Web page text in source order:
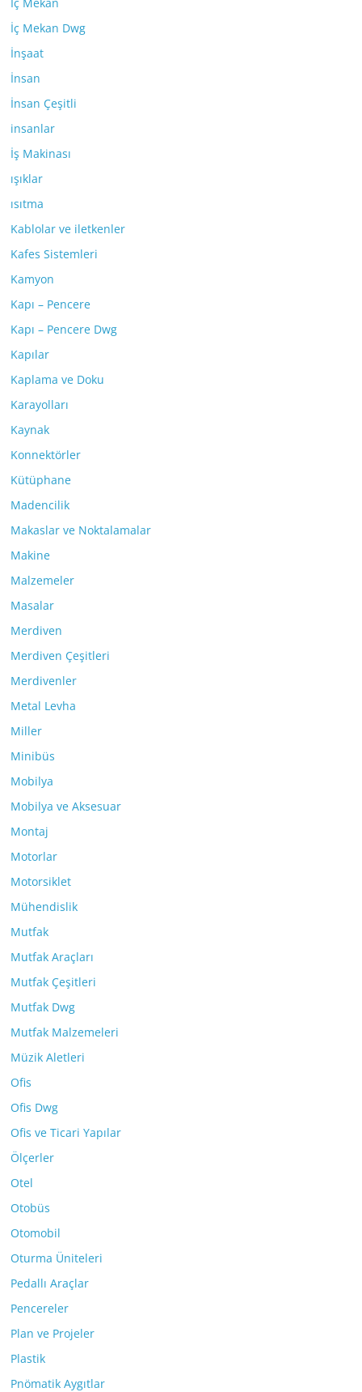
İç Mekan Dwg
İnşaat
İnsan
İnsan Çeşitli
insanlar
İş Makinası
ışıklar
ısıtma
Kablolar ve iletkenler
Kafes Sistemleri
Kamyon
Kapı – Pencere
Kapı – Pencere Dwg
Kapılar
Kaplama ve Doku
Karayolları
Kaynak
Konnektörler
Kütüphane
Madencilik
Makaslar ve Noktalamalar
Makine
Malzemeler
Masalar
Merdiven
Merdiven Çeşitleri
Merdivenler
Metal Levha
Miller
Minibüs
Mobilya
Mobilya ve Aksesuar
Montaj
Motorlar
Motorsiklet
Mühendislik
Mutfak
Mutfak Araçları
Mutfak Çeşitleri
Mutfak Dwg
Mutfak Malzemeleri
Müzik Aletleri
Ofis
Ofis Dwg
Ofis ve Ticari Yapılar
Ölçerler
Otel
Otobüs
Otomobil
Oturma Üniteleri
Pedallı Araçlar
Pencereler
Plan ve Projeler
Plastik
Pnömatik Aygıtlar